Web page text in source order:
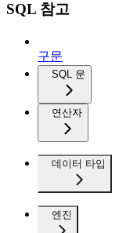
SQL 참고
구문
SQL 문
연산자
데이터 타입
엔진